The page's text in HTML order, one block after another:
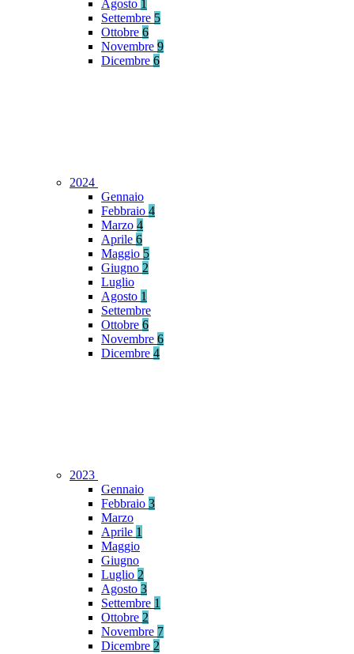
Agosto 1
Settembre 5
Ottobre 6
Novembre 9
Dicembre 6
2024
Gennaio
Febbraio 4
Marzo 4
Aprile 6
Maggio 5
Giugno 2
Luglio
Agosto 1
Settembre
Ottobre 6
Novembre 6
Dicembre 4
2023
Gennaio
Febbraio 3
Marzo
Aprile 1
Maggio
Giugno
Luglio 2
Agosto 3
Settembre 1
Ottobre 2
Novembre 7
Dicembre 2